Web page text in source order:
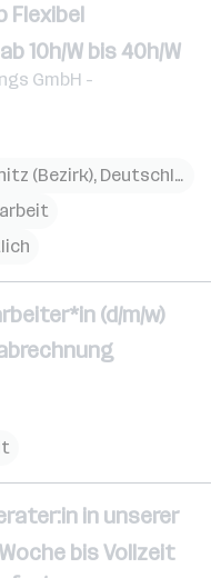
Flexibel
10h/W bis 40h/W
GmbH -
(Bezirk), Deutschlandsberg
(d/m/w)
in unserer
bis Vollzeit